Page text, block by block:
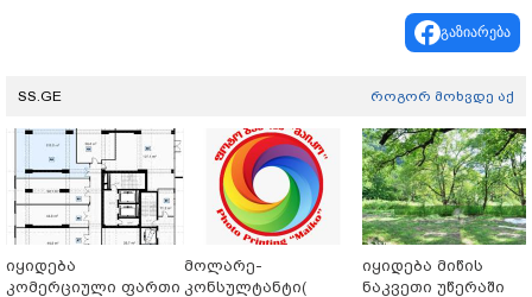
გაზიარება
SS.GE როგორ მოხვდე აქ
იყიდება
კომერციული ფართი
მოლარე-
კონსულტანტი(
იყიდება მიწის
ნაკვეთი უწერაში